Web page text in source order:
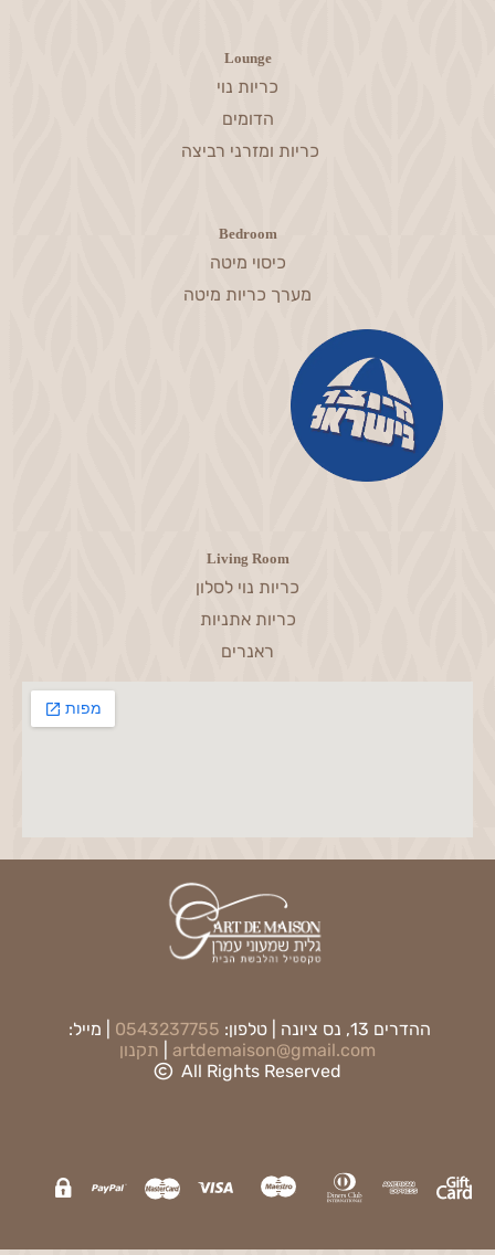
Lounge
כריות נוי
הדומים
כריות ומזרני רביצה
Bedroom
כיסוי מיטה
מערך כריות מיטה
Living Room
כריות נוי לסלון
כריות אתניות
ראנרים
ההדרים 13, נס ציונה | טלפון: 0543237755 | מייל:
artdemaison@gmail.com
תקנון
All Rights Reserved